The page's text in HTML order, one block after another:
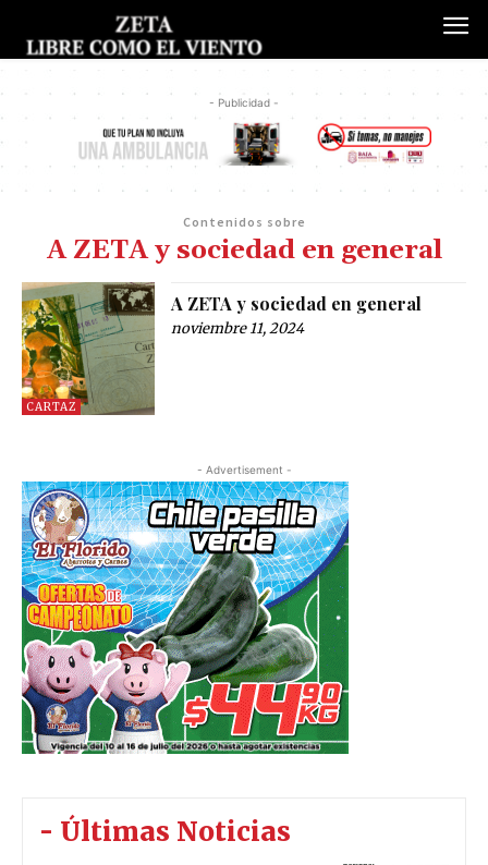
- Publicidad -
Contenidos sobre
A ZETA y sociedad en general
CARTAZ
A ZETA y sociedad en general
noviembre 11, 2024
- Advertisement -
- Últimas Noticias